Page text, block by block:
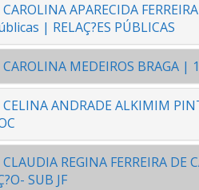
APARECIDA
| RELAÇ?ES PÚBLICAS
MEDEIROS BRAGA
ANDRADE ALKIMIM
REGINA FERREIRA
SUB JF